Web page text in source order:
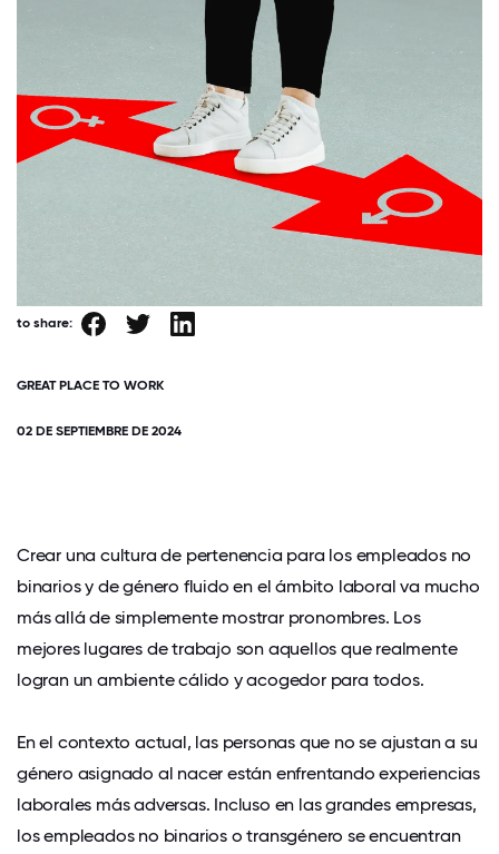
to share:
GREAT PLACE TO WORK
02 DE SEPTIEMBRE DE 2024
Crear una cultura de pertenencia para los empleados no
binarios y de género fluido en el ámbito laboral va mucho
más allá de simplemente mostrar pronombres. Los
mejores lugares de trabajo son aquellos que realmente
logran un ambiente cálido y acogedor para todos.
En el contexto actual, las personas que no se ajustan a su
género asignado al nacer están enfrentando experiencias
laborales más adversas. Incluso en las grandes empresas,
los empleados no binarios o transgénero se encuentran